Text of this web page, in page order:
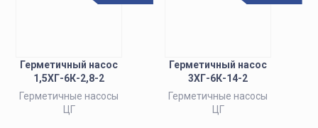
Герметичный насос
1,5ХГ-6К-2,8-2
Герметичные насосы
ЦГ
Герметичный насос
3ХГ-6К-14-2
Герметичные насосы
ЦГ